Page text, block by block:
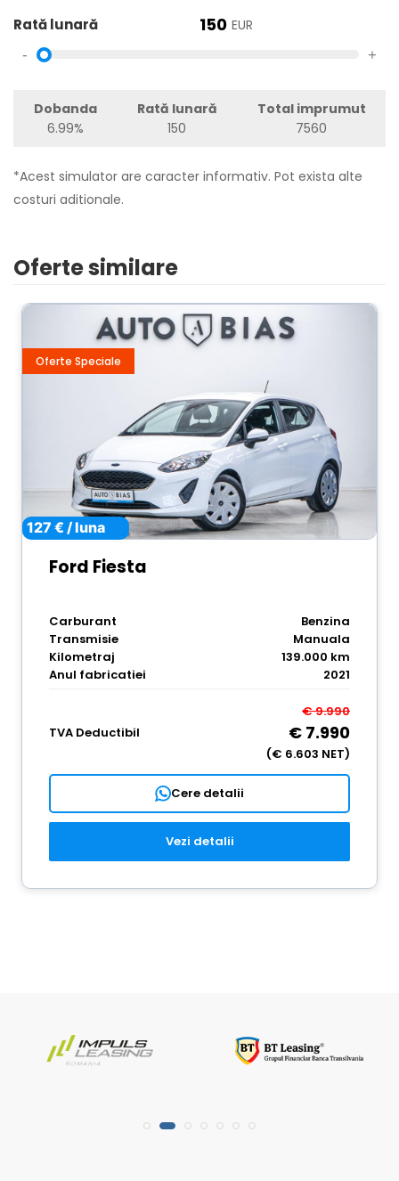
Rată lunară 150 EUR
- +
Dobanda
6.99%
Rată lunară
150
Total imprumut
7560
*Acest simulator are caracter informativ. Pot exista alte
costuri aditionale.
Oferte similare
Oferte Speciale
127 € / luna
Ford Fiesta
Carburant
Benzina
Transmisie
Manuala
Kilometraj
139.000 km
Anul fabricatiei
2021
€ 9.990
TVA Deductibil
€ 7.990
(€ 6.603 NET)
Cere detalii
Vezi detalii